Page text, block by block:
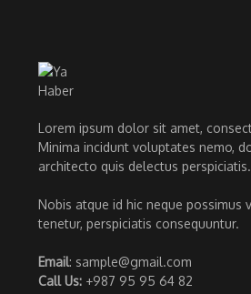
Lorem ipsum dolor sit amet,
Minima incidunt voluptates nemo,
architecto quis delectus perspiciatis.
Nobis atque id hic neque possimus
tenetur, perspiciatis consequuntur.
Email: sample@gmail.com
Call Us: +987 95 95 64 82